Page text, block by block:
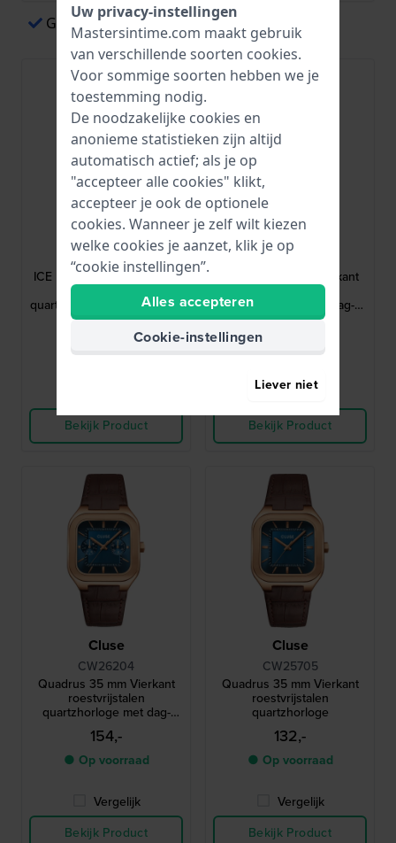
Gemakkelijk betalen via Apple Pay
Ice-Watch
025541
ICE mimi 19 mm Extra klein
roestvrijstalen
quartzhorloge met kristallen
indexen
● Op voorraad
Bekijk Product
Nieuw
Cluse
CW26205
Quadrus 35 mm Vierkant
roestvrijstalen
quartzhorloge met dag-
datum
● Op voorraad
Vergelijk
Bekijk Product
Cluse
CW26204
Quadrus 35 mm Vierkant
roestvrijstalen
quartzhorloge met dag-
datum
154,-
● Op voorraad
Vergelijk
Bekijk Product
Cluse
CW25705
Quadrus 35 mm Vierkant
roestvrijstalen
quartzhorloge
132,-
● Op voorraad
Vergelijk
Bekijk Product
Uw privacy-instellingen
Mastersintime.com maakt gebruik
van verschillende soorten cookies.
Voor sommige soorten hebben we je
toestemming nodig.
De noodzakelijke cookies en
anonieme statistieken zijn altijd
automatisch actief; als je op
"accepteer alle cookies" klikt,
accepteer je ook de optionele
cookies. Wanneer je zelf wilt kiezen
welke cookies je aanzet, klik je op
“cookie instellingen”.
Alles accepteren
Cookie-instellingen
Liever niet